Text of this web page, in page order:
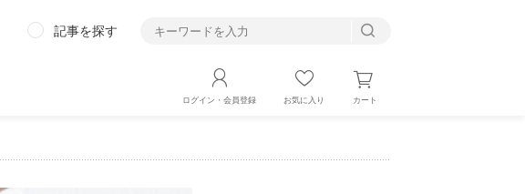
記事を探す
ログイン・会員登録 お気に入り カート